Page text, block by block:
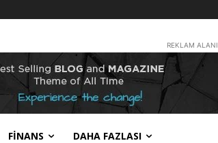
REKLAM ALANI
FİNANS DAHA FAZLASI